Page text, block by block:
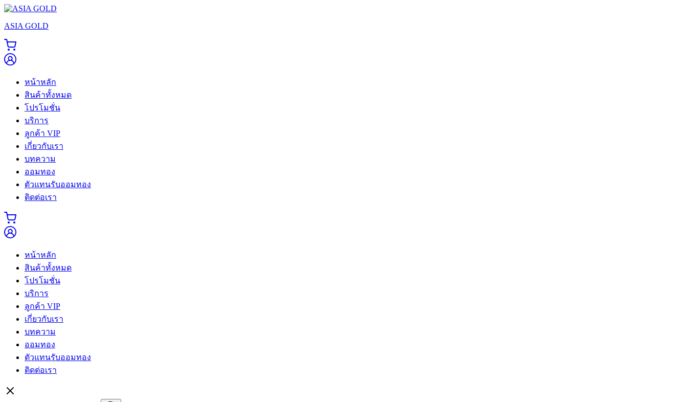
Skip
content
ASIA GOLD
หน้าหลัก
สินค้าทั้งหมด
โปรโมชั่น
บริการ
ลูกค้า VIP
เกี่ยวกับเรา
บทความ
ออมทอง
ตัวแทนรับออมทอง
ติดต่อเรา
หน้าหลัก
สินค้าทั้งหมด
โปรโมชั่น
บริการ
ลูกค้า VIP
เกี่ยวกับเรา
บทความ
ออมทอง
ตัวแทนรับออมทอง
ติดต่อเรา